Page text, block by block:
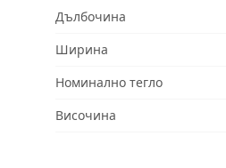
Дълбочина
Ширина
Номинално тегло
Височина